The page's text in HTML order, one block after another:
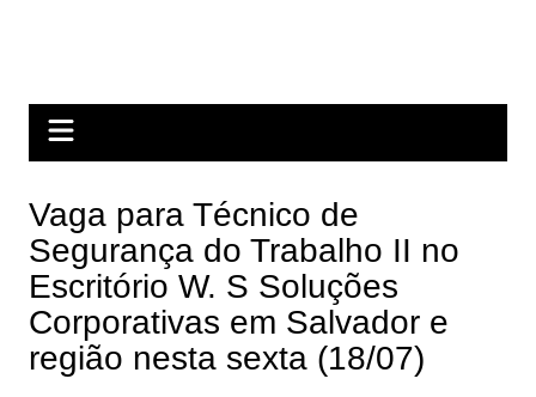
Vaga para Técnico de
Segurança do Trabalho II no
Escritório W. S Soluções
Corporativas em Salvador e
região nesta sexta (18/07)